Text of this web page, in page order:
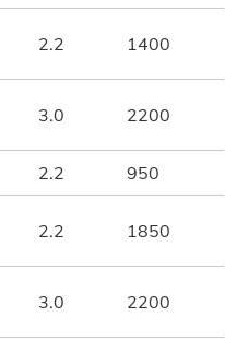
2.2 1400
3.0 2200
2.2 950
2.2 1850
3.0 2200